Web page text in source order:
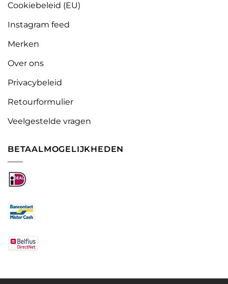
Cookiebeleid (EU)
Instagram feed
Merken
Over ons
Privacybeleid
Retourformulier
Veelgestelde vragen
BETAALMOGELIJKHEDEN